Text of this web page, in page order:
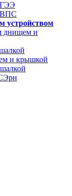
ГЭЭ
ВПС
устройством
днищем и
и крышкой